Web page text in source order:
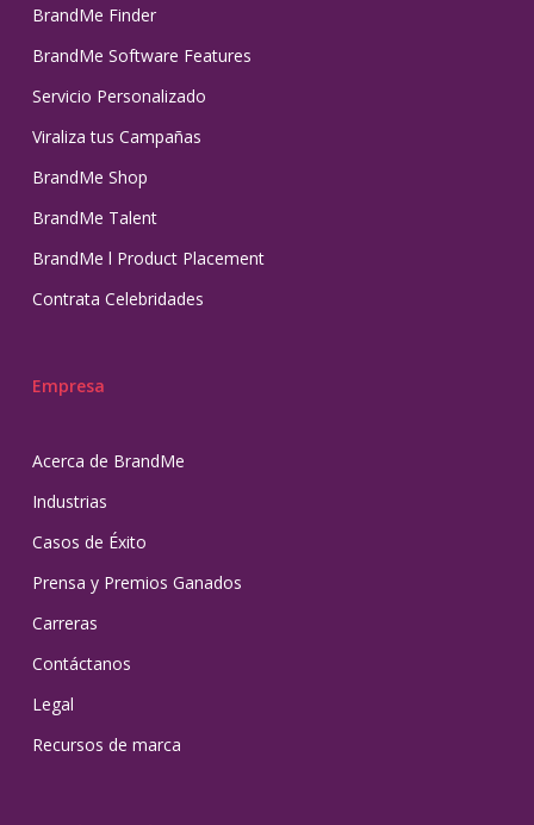
BrandMe Finder
BrandMe Software Features
Servicio Personalizado
Viraliza tus Campañas
BrandMe Shop
BrandMe Talent
BrandMe l Product Placement
Contrata Celebridades
Empresa
Acerca de BrandMe
Industrias
Casos de Éxito
Prensa y Premios Ganados
Carreras
Contáctanos
Legal
Recursos de marca